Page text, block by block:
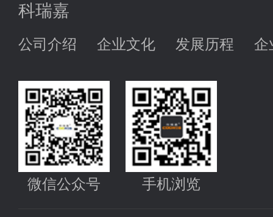
科瑞嘉
公司介绍 企业文化 发展历程 企
微信公众号 手机浏览